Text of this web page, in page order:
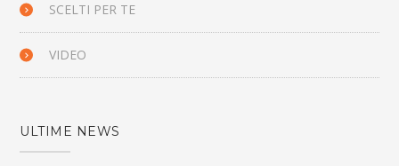
SCELTI PER TE
VIDEO
ULTIME NEWS